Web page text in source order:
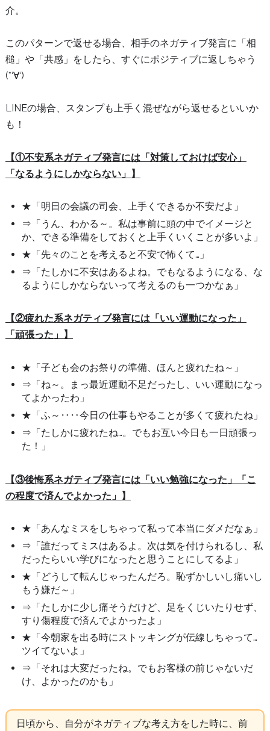
介。
このパターンで返せる場合、相手のネガティブ発言に「相
槌」や「共感」をしたら、すぐにポジティブに返しちゃう
(*‘∀‘)
LINEの場合、スタンプも上手く混ぜながら返せるといいか
も！
【①不安系ネガティブ発言には「対策しておけば安心」
「なるようにしかならない」】
★「明日の会議の司会、上手くできるか不安だよ」
⇒「うん、わかる～。私は事前に頭の中でイメージと
か、できる準備をしておくと上手くいくことが多いよ」
★「先々のことを考えると不安で怖くて…」
⇒「たしかに不安はあるよね。でもなるようになる、な
るようにしかならないって考えるのも一つかなぁ」
【②疲れた系ネガティブ発言には「いい運動になった」
「頑張った」】
★「子ども会のお祭りの準備、ほんと疲れたね～」
⇒「ね～。まっ最近運動不足だったし、いい運動になっ
てよかったわ」
★「ふ～‥‥今日の仕事もやることが多くて疲れたね」
⇒「たしかに疲れたね…。でもお互い今日も一日頑張っ
た！」
【③後悔系ネガティブ発言には「いい勉強になった」「こ
の程度で済んでよかった」】
★「あんなミスをしちゃって私って本当にダメだなぁ」
⇒「誰だってミスはあるよ。次は気を付けられるし、私
だったらいい学びになったと思うことにしてるよ」
★「どうして転んじゃったんだろ。恥ずかしいし痛いし
もう嫌だ～」
⇒「たしかに少し痛そうだけど、足をくじいたりせず、
すり傷程度で済んでよかったよ」
★「今朝家を出る時にストッキングが伝線しちゃって…
ツイてないよ」
⇒「それは大変だったね。でもお客様の前じゃないだ
け、よかったのかも」
日頃から、自分がネガティブな考え方をした時に、前